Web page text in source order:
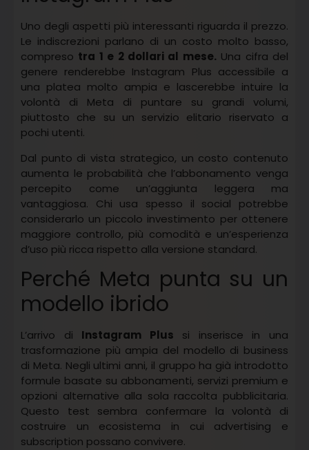
Uno degli aspetti più interessanti riguarda il prezzo.
Le indiscrezioni parlano di un costo molto basso,
compreso tra 1 e 2 dollari al mese. Una cifra del
genere renderebbe Instagram Plus accessibile a
una platea molto ampia e lascerebbe intuire la
volontà di Meta di puntare su grandi volumi,
piuttosto che su un servizio elitario riservato a
pochi utenti.
Dal punto di vista strategico, un costo contenuto
aumenta le probabilità che l’abbonamento venga
percepito come un’aggiunta leggera ma
vantaggiosa. Chi usa spesso il social potrebbe
considerarlo un piccolo investimento per ottenere
maggiore controllo, più comodità e un’esperienza
d’uso più ricca rispetto alla versione standard.
Perché Meta punta su un
modello ibrido
L’arrivo di Instagram Plus si inserisce in una
trasformazione più ampia del modello di business
di Meta. Negli ultimi anni, il gruppo ha già introdotto
formule basate su abbonamenti, servizi premium e
opzioni alternative alla sola raccolta pubblicitaria.
Questo test sembra confermare la volontà di
costruire un ecosistema in cui advertising e
subscription possano convivere.